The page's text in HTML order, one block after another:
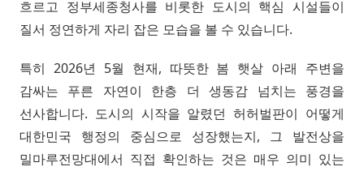
흐르고 정부세종청사를 비롯한 도시의 핵심 시설들이
질서 정연하게 자리 잡은 모습을 볼 수 있습니다.
특히 2026년 5월 현재, 따뜻한 봄 햇살 아래 주변을
감싸는 푸른 자연이 한층 더 생동감 넘치는 풍경을
선사합니다. 도시의 시작을 알렸던 허허벌판이 어떻게
대한민국 행정의 중심으로 성장했는지, 그 발전상을
밀마루전망대에서 직접 확인하는 것은 매우 의미 있는